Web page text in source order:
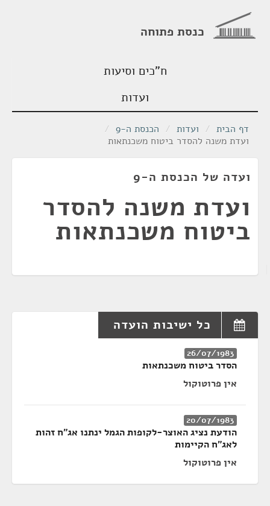
כנסת פתוחה
ח"כים וסיעות
ועדות
דף הבית / ועדות / הכנסת ה-9
/
ועדת משנה להסדר ביטוח משכנתאות
ועדה של הכנסת ה-9
ועדת משנה להסדר
ביטוח משכנתאות
כל ישיבות הועדה
26/07/1983
הסדר ביטוח משכנתאות
אין פרוטוקול
20/07/1983
הודעת נציג האוצר-לקופות הגמל ינתנו אג"ח זהות
לאג"ח הקיימות
אין פרוטוקול